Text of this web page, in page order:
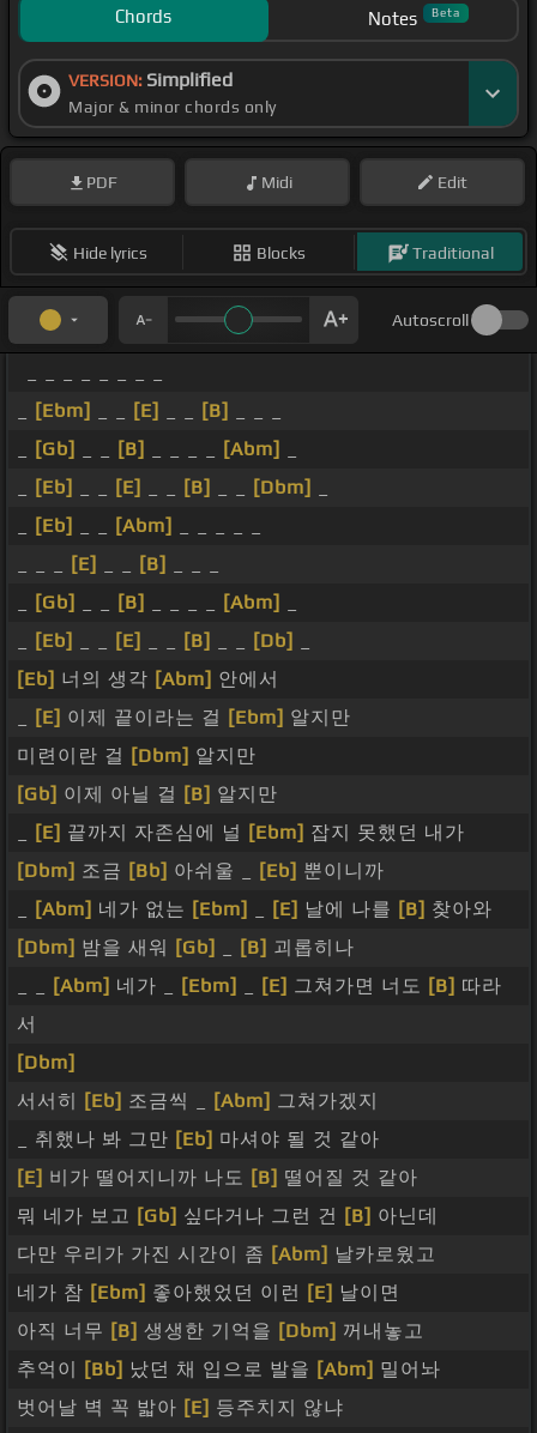
Chords Notes Beta
VERSION: Simplified
Major & minor chords only
PDF Midi Edit
Hide lyrics Blocks Traditional
Autoscroll
[Ebm] [E] [B]
[Gb] [B] [Abm]
[Eb] [E] [B] [Dbm]
[Eb] [Abm]
[E] [B]
[Gb] [B] [Abm]
[Eb] [E] [B] [Db]
[Eb] 너의 생각 [Abm] 안에서
[E] 이제 끝이라는 걸 [Ebm] 알지만
미련이란 걸 [Dbm] 알지만
[Gb] 이제 아닐 걸 [B] 알지만
[E] 끝까지 자존심에 널 [Ebm] 잡지 못했던 내가
[Dbm] 조금 [Bb] 아쉬울 _ [Eb] 뿐이니까
[Abm] 네가 없는 [Ebm] [E] 날에 나를 [B] 찾아와
[Dbm] 밤을 새워 [Gb] [B] 괴롭히나
[Abm] 네가 _ [Ebm] [E] 그쳐가면 너도 [B] 따라
서
[Dbm]
서서히
[Eb] 조금씩 _ [Abm] 그쳐가겠지
_ 취했나 봐 그만 [Eb] 마셔야 될 것 같아
[E] 비가 떨어지니까 나도 [B] 떨어질 것 같아
뭐 네가 보고 [Gb] 싶다거나 그런 건 [B] 아닌데
다만 우리가 가진 시간이 좀 [Abm] 날카로웠고
네가 참 [Ebm] 좋아했었던 이런 [E] 날이면
아직 너무 [B] 생생한 기억을 [Dbm] 꺼내놓고
추억이
[Bb] 났던 채 입으로 발을 [Abm] 밀어놔
벗어날 벽 꼭 밟아 [E] 등주치지 않냐